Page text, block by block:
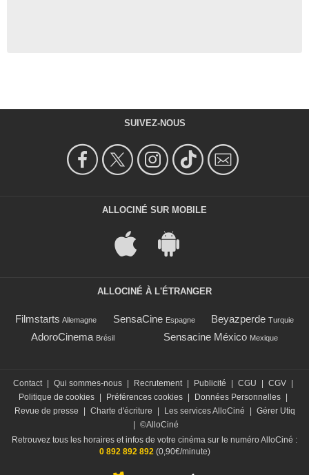
SUIVEZ-NOUS
ALLOCINÉ SUR MOBILE
ALLOCINÉ À L'ÉTRANGER
Filmstarts Allemagne SensaCine Espagne Beyazperde Turquie
AdoroCinema Brésil Sensacine México Mexique
Contact Qui sommes-nous Recrutement Publicité CGU CGV
Politique de cookies
Préférences cookies Données Personnelles
Revue de presse
Charte d'écriture Les services AlloCiné
Gérer Utiq
©AlloCiné
Retrouvez tous les horaires et infos de votre cinéma sur le numéro AlloCiné :
0 892 892 892(0,90€/minute)